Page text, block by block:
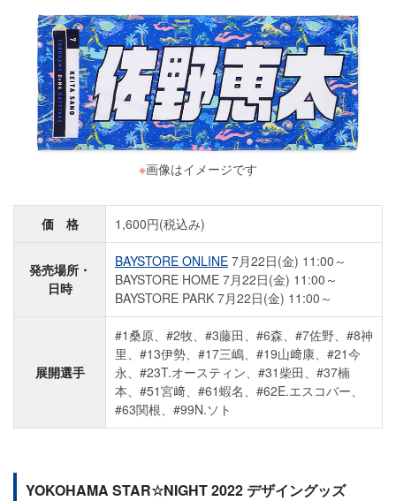
※画像はイメージです
価 格 1,600円(税込み)
発売場所・
日時
BAYSTORE ONLINE 7月22日(金) 11:00～
BAYSTORE HOME 7月22日(金) 11:00～
BAYSTORE PARK 7月22日(金) 11:00～
展開選手
#1桑原、#2牧、#3藤田、#6森、#7佐野、#8神
里、#13伊勢、#17三嶋、#19山﨑康、#21今
永、#23T.オースティン、#31柴田、#37楠
本、#51宮﨑、#61蝦名、#62E.エスコバー、
#63関根、#99N.ソト
YOKOHAMA STAR☆NIGHT 2022 デザイングッズ